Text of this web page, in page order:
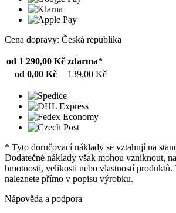
Cena dopravy: Česká republika
od 1 290,00 Kč zdarma*
od 0,00 Kč
139,00 Kč
* Tyto doručovací náklady se vztahují na
Dodatečné náklady však mohou vzniknout,
hmotnosti, velikosti nebo vlastností produktů.
naleznete přímo v popisu výrobku.
Nápověda a podpora